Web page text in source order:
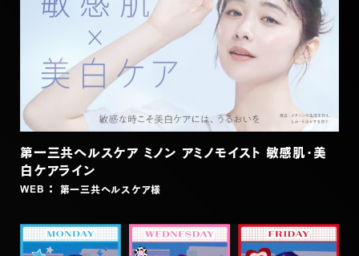
第一三共ヘルスケア ミノン アミノモイスト 敏感肌・美
白ケアライン
WEB 第一三共ヘルスケア様